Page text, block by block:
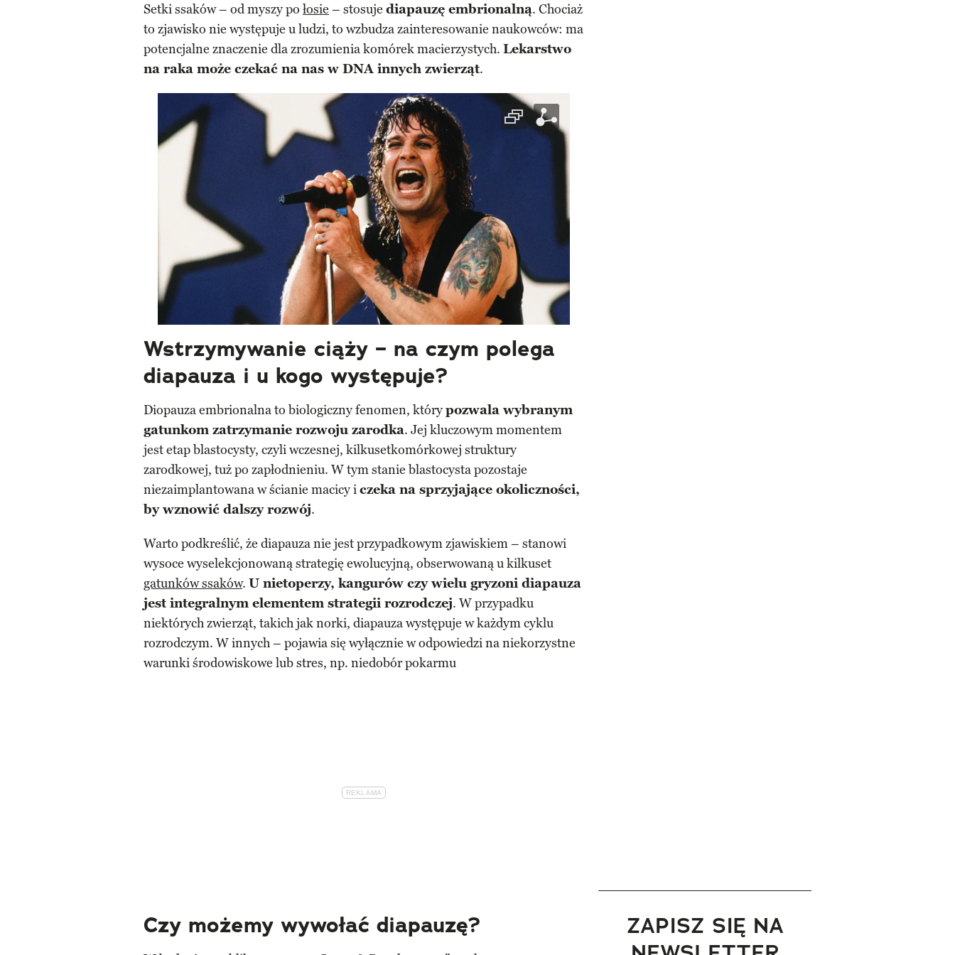
Setki ssaków – od myszy po łosie – stosuje diapauzę embrionalną. Chociaż
to zjawisko nie występuje u ludzi, to wzbudza zainteresowanie naukowców: ma
potencjalne znaczenie dla zrozumienia komórek macierzystych. Lekarstwo
na raka może czekać na nas w DNA innych zwierząt.
Wstrzymywanie ciąży – na czym polega
diapauza i u kogo występuje?
Diopauza embrionalna to biologiczny fenomen, którypozwala wybranym
gatunkom zatrzymanie rozwoju zarodka. Jej kluczowym momentem
jest etap blastocysty, czyli wczesnej, kilkusetkomórkowej struktury
zarodkowej, tuż po zapłodnieniu. W tym stanie blastocysta pozostaje
niezaimplantowana w ścianie macicy iczeka na sprzyjające okoliczności,
by wznowić dalszy rozwój.
Warto podkreślić, że diapauza nie jest przypadkowym zjawiskiem – stanowi
wysoce wyselekcjonowaną strategię ewolucyjną, obserwowaną u kilkuset
gatunków ssaków. U nietoperzy, kangurów czy wielu gryzoni diapauza
jest integralnym elementem strategii rozrodczej. W przypadku
niektórych zwierząt, takich jak norki, diapauza występuje w każdym cyklu
rozrodczym. W innych – pojawia się wyłącznie w odpowiedzi na niekorzystne
warunki środowiskowe lub stres, np. niedobór pokarmu
Czy możemy wywołać diapauzę?
ZAPISZ SIĘ NA